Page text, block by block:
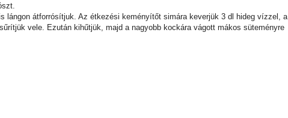
lángon átforrósítjuk. Az étkezési keményítőt simára keverjük 3 dl hideg vízzel, a
vele. Ezután kihűtjük, majd a nagyobb kockára vágott mákos süteményre